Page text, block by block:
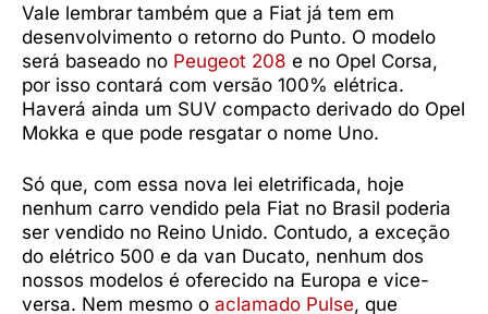
Vale lembrar também que a Fiat já tem em
desenvolvimento o retorno do Punto. O modelo
será baseado no Peugeot 208 e no Opel Corsa,
por isso contará com versão 100% elétrica.
Haverá ainda um SUV compacto derivado do Opel
Mokka e que pode resgatar o nome Uno.
Só que, com essa nova lei eletrificada, hoje
nenhum carro vendido pela Fiat no Brasil poderia
ser vendido no Reino Unido. Contudo, a exceção
do elétrico 500 e da van Ducato, nenhum dos
nossos modelos é oferecido na Europa e vice-
versa. Nem mesmo o aclamado Pulse, que